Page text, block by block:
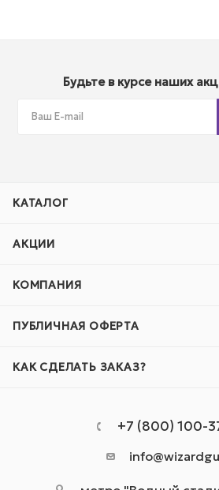
Будьте в курсе наших
КАТАЛОГ
АКЦИИ
КОМПАНИЯ
ПУБЛИЧНАЯ ОФЕРТА
КАК СДЕЛАТЬ ЗАКАЗ?
+7 (800) 100-